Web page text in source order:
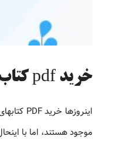
خرید pdf کتاب خارجی [تا 98% تخفیف]
موجود هستند، اما با